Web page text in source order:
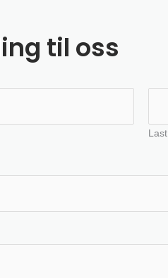
til oss
Last